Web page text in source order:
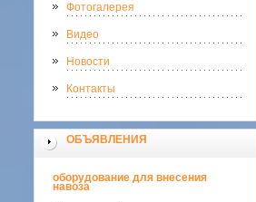
Фотогалерея
Видео
Новости
Контакты
ОБЪЯВЛЕНИЯ
оборудование для внесения
навоза